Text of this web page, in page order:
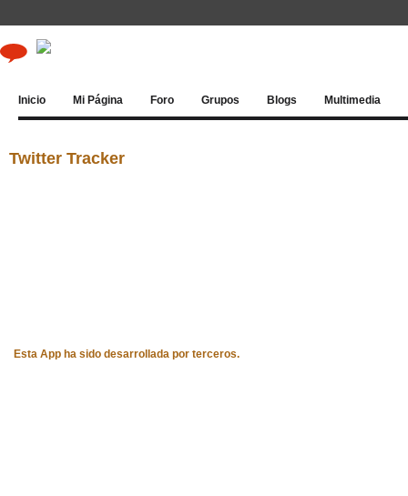
Inicio Mi Página Foro Grupos Blogs Multimedia
Twitter Tracker
Esta App ha sido desarrollada por terceros.